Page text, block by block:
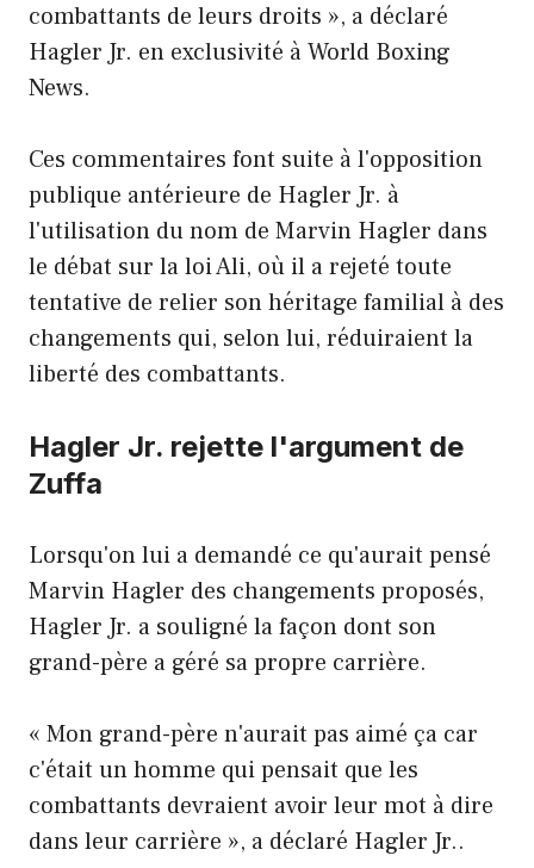
combattants de leurs droits », a déclaré
Hagler Jr. en exclusivité à World Boxing
News.
Ces commentaires font suite à l'opposition
publique antérieure de Hagler Jr. à
l'utilisation du nom de Marvin Hagler dans
le débat sur la loi Ali, où il a rejeté toute
tentative de relier son héritage familial à des
changements qui, selon lui, réduiraient la
liberté des combattants.
Hagler Jr. rejette l'argument de
Zuffa
Lorsqu'on lui a demandé ce qu'aurait pensé
Marvin Hagler des changements proposés,
Hagler Jr. a souligné la façon dont son
grand-père a géré sa propre carrière.
« Mon grand-père n'aurait pas aimé ça car
c'était un homme qui pensait que les
combattants devraient avoir leur mot à dire
dans leur carrière », a déclaré Hagler Jr..